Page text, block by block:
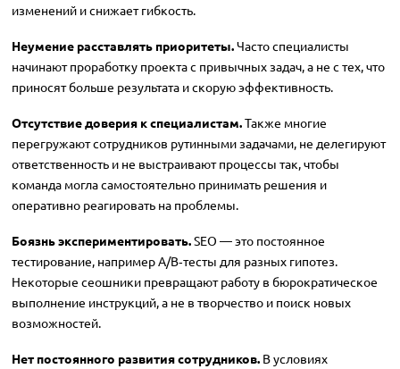
изменений и снижает гибкость.
Неумение расставлять приоритеты.Часто специалисты
начинают проработку проекта с привычных задач, а не с тех, что
приносят больше результата и скорую эффективность.
Отсутствие доверия к специалистам.Также многие
перегружают сотрудников рутинными задачами, не делегируют
ответственность и не выстраивают процессы так, чтобы
команда могла самостоятельно принимать решения и
оперативно реагировать на проблемы.
Боязнь экспериментировать.SEO — это постоянное
тестирование, например A/B‑тесты для разных гипотез.
Некоторые сеошники превращают работу в бюрократическое
выполнение инструкций, а не в творчество и поиск новых
возможностей.
Нет постоянного развития сотрудников.В условиях